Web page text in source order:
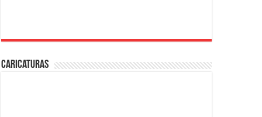
Caricaturas